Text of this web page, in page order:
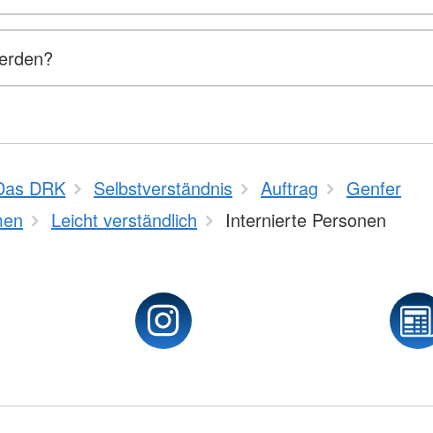
DRK Selbstverständnis Auftrag
Genfer
Leicht verständlich Internierte Personen